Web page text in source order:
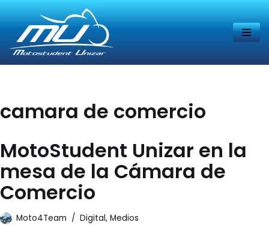
Saltar
al
camara de comercio
MotoStudent Unizar en la
mesa de la Cámara de
Comercio
Moto4Team Digital, Medios